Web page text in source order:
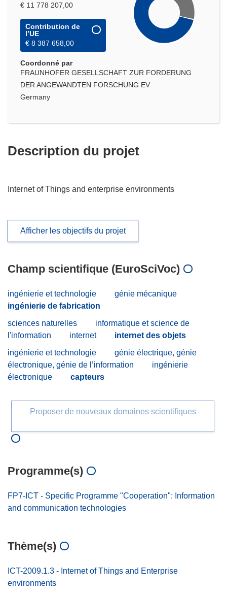
€ 11 778 207,00
Contribution de
l’UE
€ 8 387 658,00
Coordonné par
FRAUNHOFER GESELLSCHAFT ZUR FORDERUNG
DER ANGEWANDTEN FORSCHUNG EV
Germany
Description du projet
Internet of Things and enterprise environments
Afficher les objectifs du projet
Champ scientifique (EuroSciVoc)
ingénierie et technologie
génie mécanique
ingénierie de fabrication
sciences naturelles
informatique et science de
l'information
internet
internet des objets
ingénierie et technologie
génie électrique, génie
électronique, génie de l’information
ingénierie
électronique
capteurs
Proposer de nouveaux domaines scientifiques
Programme(s)
FP7-ICT - Specific Programme "Cooperation": Information
and communication technologies
Thème(s)
ICT-2009.1.3 - Internet of Things and Enterprise
environments